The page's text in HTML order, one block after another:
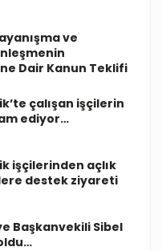
ve
Dair Kanun Teklifi
çalışan işçilerin
ediyor…
işçilerinden açlık
destek ziyareti
Başkanvekili Sibel